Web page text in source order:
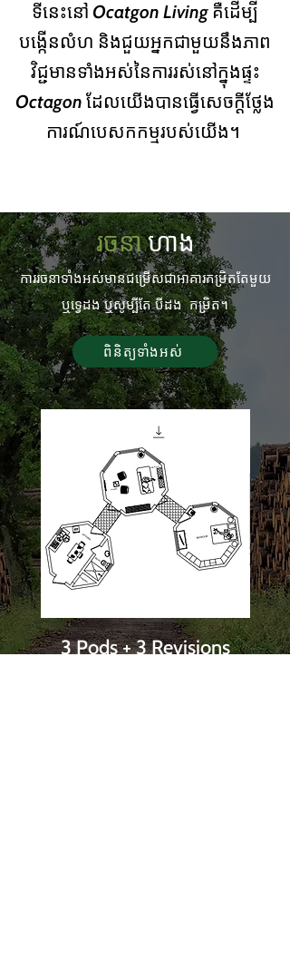
ទីនេះនៅ Ocatgon Living គឺដើម្បី
បង្កើនលំហ និងជួយអ្នកជាមួយនឹងភាព
វិជ្ជមានទាំងអស់នៃការរស់នៅក្នុងផ្ទះ
Octagon ដែលយើងបានធ្វើសេចក្តីថ្លែង
ការណ៍បេសកកម្មរបស់យើង។
រចនាហាង
ការរចនាទាំងអស់មានជម្រើសជាអាគារកម្រិតតែមួយ
ឬទ្វេដង ឬសូម្បីតែ បីដង កម្រិត។
ពិនិត្យ​ទាំងអស់
3 Pods + 3 Revisions